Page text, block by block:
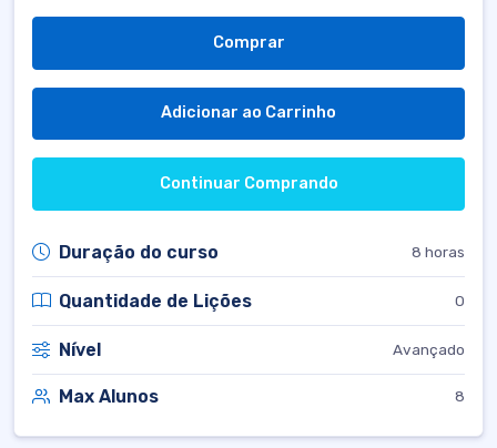
Comprar
Adicionar ao Carrinho
Continuar Comprando
Duração do curso 8 horas
Quantidade de Lições 0
Nível Avançado
Max Alunos 8